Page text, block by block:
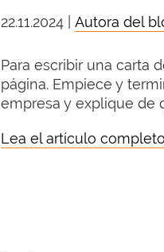
22.11.2024 | Autora del
Para escribir una carta
página. Empiece y
empresa y explique de
Lea el artículo completo